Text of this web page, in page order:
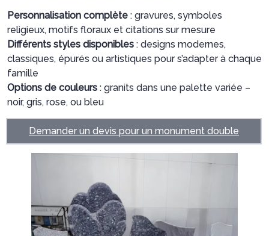
Personnalisation complète : gravures, symboles
religieux, motifs floraux et citations sur mesure
Différents styles disponibles : designs modernes,
classiques, épurés ou artistiques pour s’adapter à chaque
famille
Options de couleurs : granits dans une palette variée –
noir, gris, rose, ou bleu
Demander un devis pour un monument double